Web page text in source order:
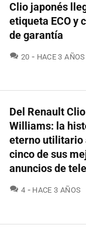
Clio japonés
etiqueta ECO y
de garantía
20 COMENTARIOS
HACE 3 AÑOS
Del Renault Clio
Williams: la
eterno utilitario
cinco de sus
anuncios de
4 COMENTARIOS
HACE 3 AÑOS